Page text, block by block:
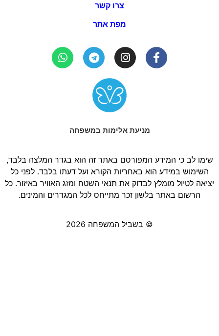
צרו קשר
מפת אתר
מניעת אלימות במשפחה
שימו לב כי המידע המפורסם באתר זה הוא בגדר המלצה בלבד,
השימוש במידע הוא באחריות הקורא ועל דעתו בלבד. לפני כל
יציאה לטיול מומלץ לבדוק את תנאי השטח ומזג האוויר באיזור. כל
הרשום באתר בלשון זכר מתייחס לכל המגדרים והמינים.
© בשביל המשפחה 2026